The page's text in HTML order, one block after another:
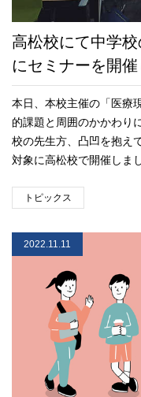
高松校にて中学
にセミナーを開催
本日、本校主催の「医療
的課題と周囲のかかわり
校の先生方、凸凹を抱え
対象に高松校で開催しま
トピックス
2022.11.11